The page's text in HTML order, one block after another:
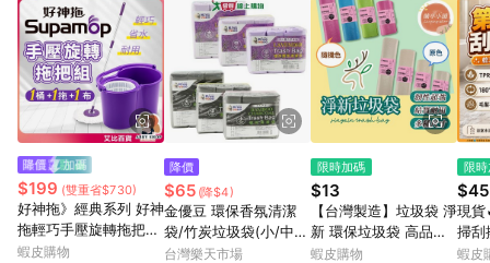
$199 (雙重省$730)
好神拖》經典系列 好神
拖輕巧手壓旋轉拖把組
好神拖拖把 手壓式拖把
蝦皮購物
降價
$65 (降$4)
金優豆 環保香氛清潔
袋/竹炭垃圾袋(小/中/
大)台灣製 掃除 廚餘回
台灣樂天市場
限時加碼
$13
【台灣製造】垃圾袋 淨
新 環保垃圾袋 高品質
垃圾袋 垃圾袋 環保袋
蝦皮購物
限
$45
現貨
掃刮
板刮
蝦皮